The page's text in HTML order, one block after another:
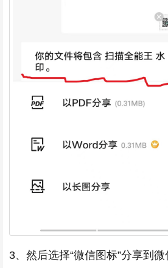
3、然后选择“微信图标”分享到